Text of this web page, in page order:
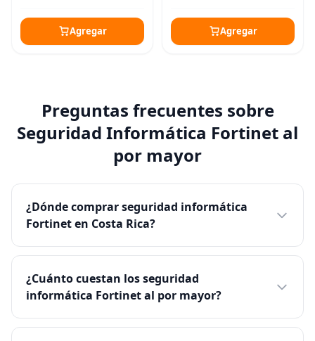
Agregar Agregar
Preguntas frecuentes sobre
Seguridad Informática Fortinet al
por mayor
¿Dónde comprar seguridad informática
Fortinet en Costa Rica?
¿Cuánto cuestan los seguridad
informática Fortinet al por mayor?